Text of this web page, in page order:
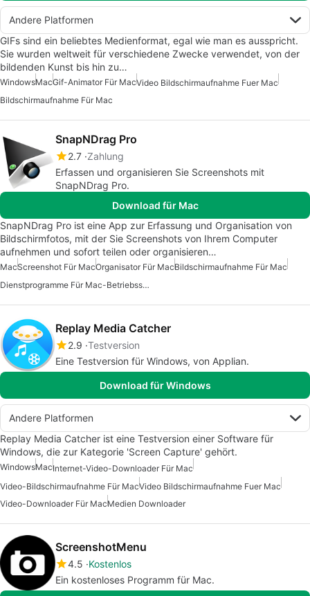
Andere Platformen
GIFs sind ein beliebtes Medienformat, egal wie man es ausspricht.
Sie wurden weltweit für verschiedene Zwecke verwendet, von der
bildenden Kunst bis hin zu…
WindowsMacGif-Animator Für MacVideo Bildschirmaufnahme Fuer Mac
Bildschirmaufnahme Für Mac
SnapNDrag Pro
2.7 Zahlung
Erfassen und organisieren Sie Screenshots mit
SnapNDrag Pro.
Download für Mac
SnapNDrag Pro ist eine App zur Erfassung und Organisation von
Bildschirmfotos, mit der Sie Screenshots von Ihrem Computer
aufnehmen und sofort teilen oder organisieren…
MacScreenshot Für MacOrganisator Für MacBildschirmaufnahme Für Mac
Dienstprogramme Für Mac-Betriebssysteme
Replay Media Catcher
2.9 Testversion
Eine Testversion für Windows, von Applian.
Download für Windows
Andere Platformen
Replay Media Catcher ist eine Testversion einer Software für
Windows, die zur Kategorie 'Screen Capture' gehört.
WindowsMacInternet-Video-Downloader Für Mac
Video-Bildschirmaufnahme Für MacVideo Bildschirmaufnahme Fuer Mac
Video-Downloader Für MacMedien Downloader
ScreenshotMenu
4.5 Kostenlos
Ein kostenloses Programm für Mac.